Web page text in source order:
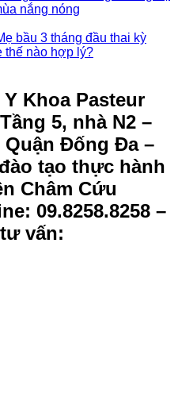
nắng nóng
bầu 3 tháng đầu thai kỳ
thế nào hợp lý?
Khoa Pasteur
5, nhà N2 –
Quận Đống Đa –
tạo thực hành
Châm Cứu
09.8258.8258 –
vấn: